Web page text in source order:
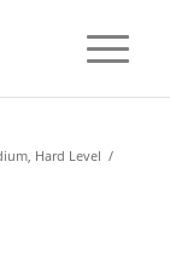
Hard Level /